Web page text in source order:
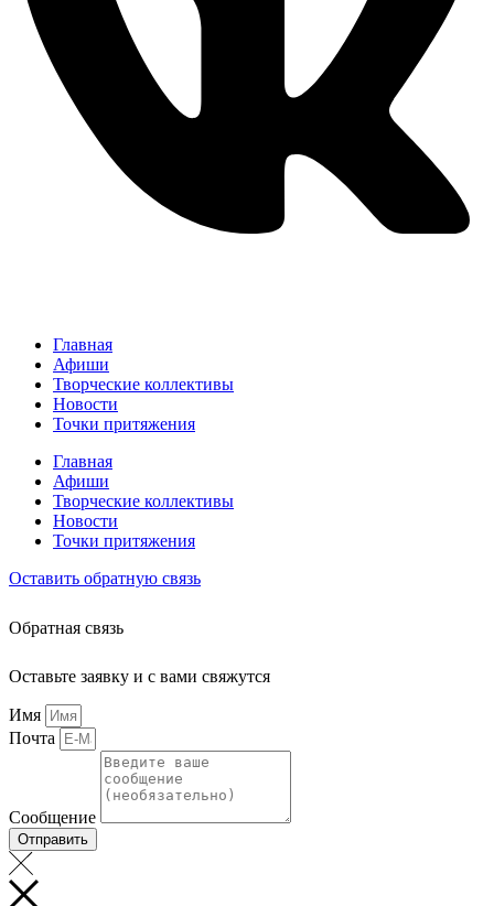
Главная
Афиши
Творческие коллективы
Новости
Точки притяжения
Главная
Афиши
Творческие коллективы
Новости
Точки притяжения
Оставить обратную связь
Обратная связь
Оставьте заявку и с вами свяжутся
Имя
Почта
Сообщение
Отправить